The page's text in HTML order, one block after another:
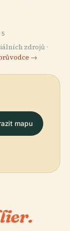
zdrojů ·
→
mapu